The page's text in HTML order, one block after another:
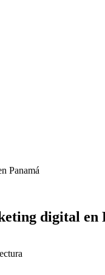
Panamá
digital en